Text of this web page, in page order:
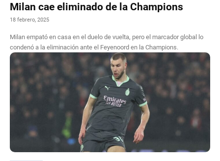
Milan cae eliminado de la Champions
18 febrero, 2025
Milan empató en casa en el duelo de vuelta, pero el marcador global lo
condenó a la eliminación ante el Feyenoord en la Champions.